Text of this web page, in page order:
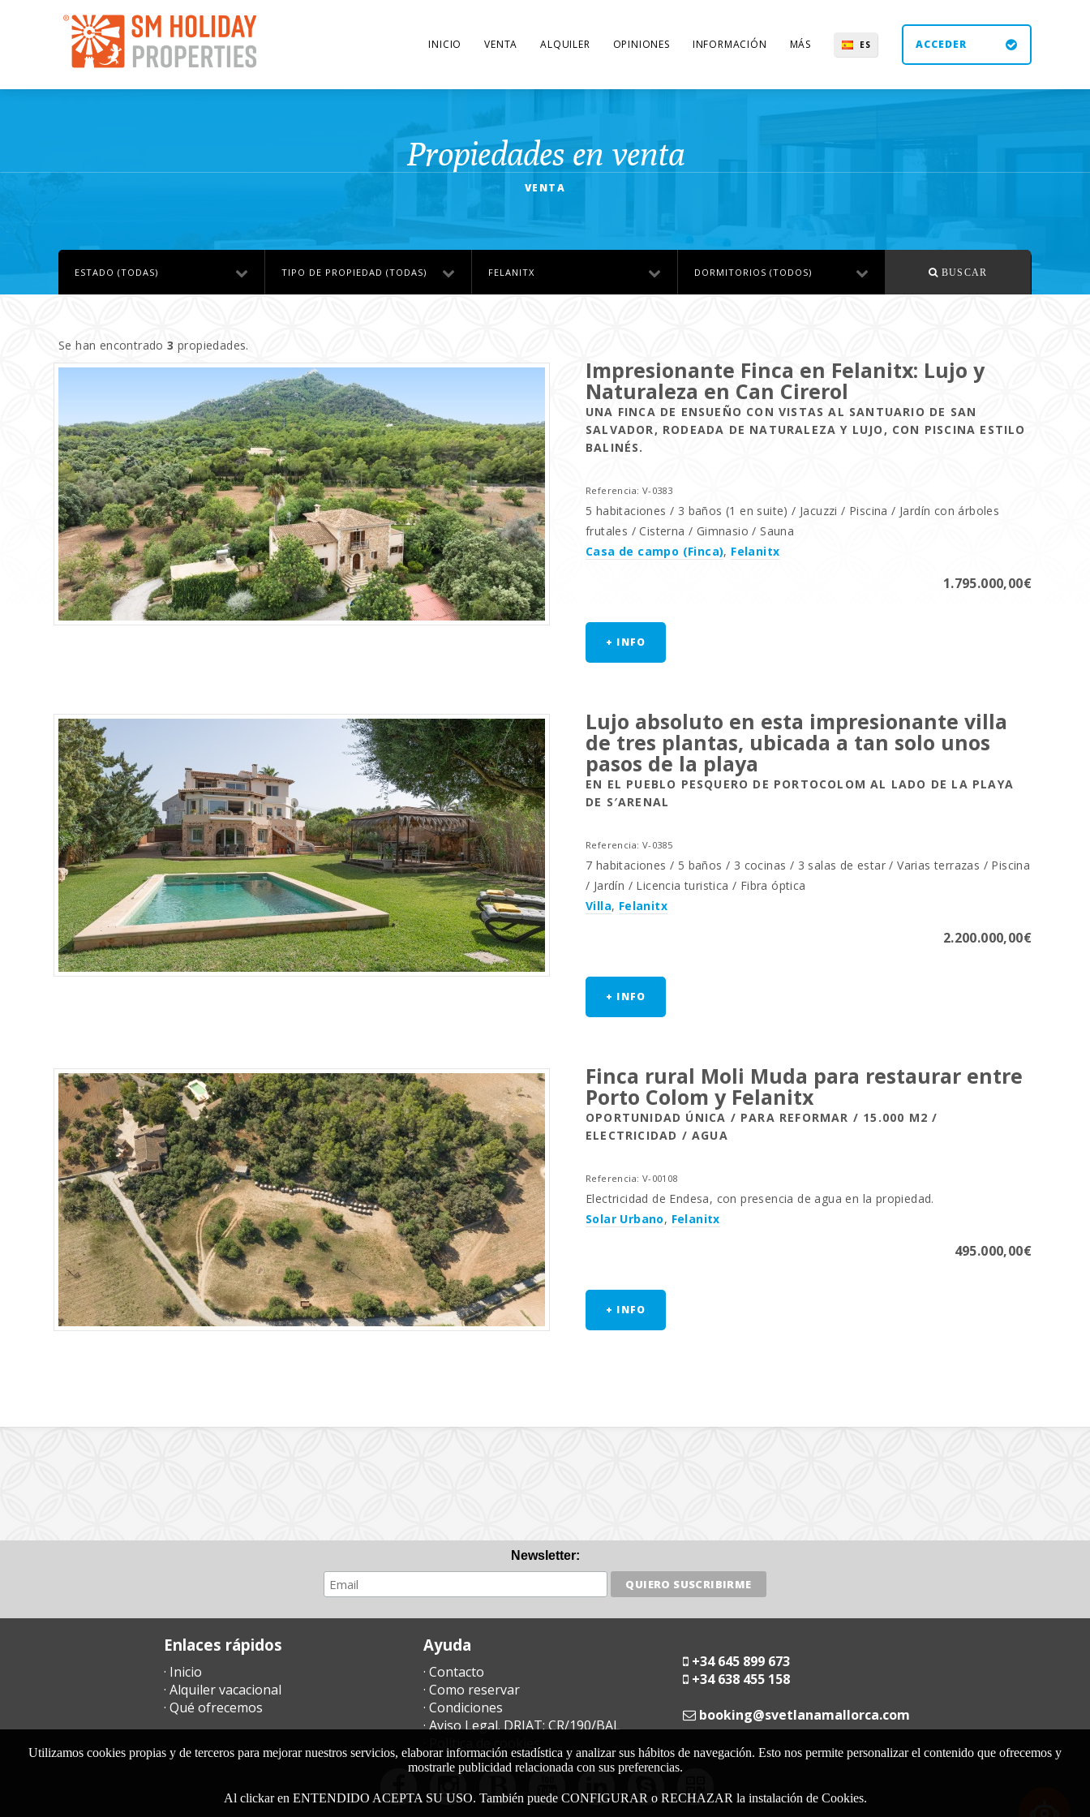
INICIO VENTA ALQUILER OPINIONES INFORMACIÓN MÁS ES ACCEDER
Propiedades en venta
VENTA
ESTADO (TODAS) TIPO DE PROPIEDAD (TODAS) FELANITX DORMITORIOS (TODOS) BUSCAR
Se han encontrado3 propiedades.
Impresionante Finca en Felanitx: Lujo y
Naturaleza en Can Cirerol
UNA FINCA DE ENSUEÑO CON VISTAS AL SANTUARIO DE SAN
SALVADOR, RODEADA DE NATURALEZA Y LUJO, CON PISCINA ESTILO
BALINÉS.
Referencia: V-0383
5 habitaciones / 3 baños (1 en suite) / Jacuzzi / Piscina / Jardín con árboles
frutales / Cisterna / Gimnasio / Sauna
Casa de campo (Finca), Felanitx
1.795.000,00€
+ INFO
Lujo absoluto en esta impresionante villa
de tres plantas, ubicada a tan solo unos
pasos de la playa
EN EL PUEBLO PESQUERO DE PORTOCOLOM AL LADO DE LA PLAYA
DE S′ARENAL
Referencia: V-0385
7 habitaciones / 5 baños / 3 cocinas / 3 salas de estar / Varias terrazas / Piscina
/ Jardín / Licencia turistica / Fibra óptica
Villa, Felanitx
2.200.000,00€
+ INFO
Finca rural Moli Muda para restaurar entre
Porto Colom y Felanitx
OPORTUNIDAD ÚNICA / PARA REFORMAR / 15.000 M2 /
ELECTRICIDAD / AGUA
Referencia: V-00108
Electricidad de Endesa, con presencia de agua en la propiedad.
Solar Urbano, Felanitx
495.000,00€
+ INFO
Newsletter:
Enlaces rápidos
· Inicio
· Alquiler vacacional
· Qué ofrecemos
Ayuda
· Contacto
· Como reservar
· Condiciones
· Aviso Legal. DRIAT: CR/190/BAL
· Política de cookies
+34 645 899 673
+34 638 455 158
moc.acrollamanaltevs@gnikoob
Utilizamos cookies propias y de terceros para mejorar nuestros servicios, elaborar información estadística y analizar sus hábitos de navegación. Esto nos permite personalizar el contenido que ofrecemos y
mostrarle publicidad relacionada con sus preferencias.
Al clickar en ENTENDIDO ACEPTA SU USO. También puede CONFIGURAR o RECHAZAR la instalación de Cookies.